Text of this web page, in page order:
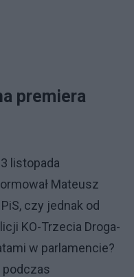
premiera
listopada
Mateusz
czy jednak od
KO-Trzecia Droga-
w parlamencie?